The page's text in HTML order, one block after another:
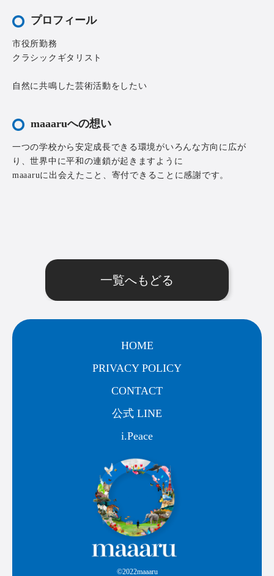
プロフィール
市役所勤務
クラシックギタリスト
自然に共鳴した芸術活動をしたい
maaaruへの想い
一つの学校から安定成長できる環境がいろんな方向に広が
り、世界中に平和の連鎖が起きますように
maaaruに出会えたこと、寄付できることに感謝です。
一覧へもどる
HOME
PRIVACY POLICY
CONTACT
公式 LINE
i.Peace
©2022maaaru